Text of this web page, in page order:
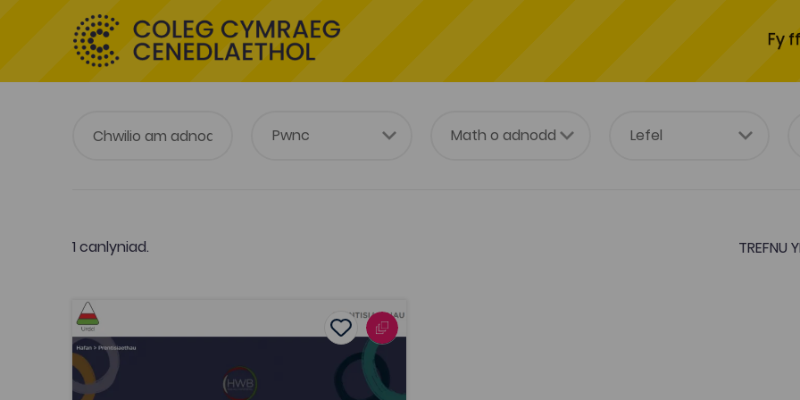
Fy
1 canlyniad. TREFNU
Hwb Sgiliau Hanfodol (Yr Urdd)
Add to favourites
Dyddiad cyhoeddi: 2021 Add to favourites
Hwb Sgiliau Hanfodol (Yr Urdd)
Tagiau